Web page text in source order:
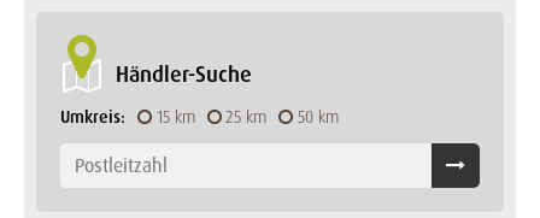
Händler-Suche
Umkreis: 15 km 25 km 50 km